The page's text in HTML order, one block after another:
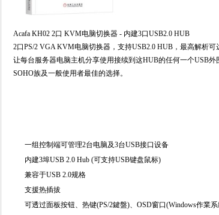
Acafa KH02 2口 KVM电脑切换器 - 内建3口USB2.0 HUB
2口PS/2 VGA KVM电脑切换器，支持USB2.0 HUB，最高解析
让每台服务器电脑主机分享使用接续到这HUB的任何一个USB
SOHO族及一般使用者最佳的选择。
一组控制端可管理2台电脑及3台USB接口设备
内建3埠USB 2.0 Hub (可支持USB键盘鼠标)
兼容于USB 2.0规格
支援热插拔
可透过面板按钮、热键(PS/2鍵盤)、OSD窗口(Windows作業